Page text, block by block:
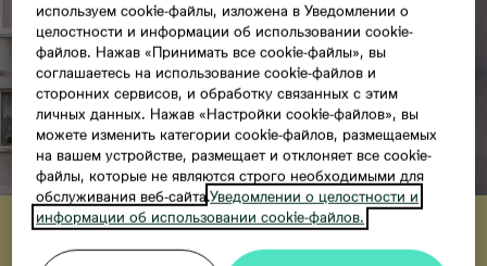
Ознакомьтесь с совместно
разработанным «Bonava» и
используем cookie-файлы, изложена в Уведомлении о
целостности и информации об использовании cookie-
файлов. Нажав «Принимать все cookie-файлы», вы
соглашаетесь на использование cookie-файлов и
сторонних сервисов, и обработку связанных с этим
личных данных. Нажав «Настройки cookie-файлов», вы
можете изменить категории cookie-файлов, размещаемых
на вашем устройстве, размещает и отклоняет все cookie-
файлы, которые не являются строго необходимыми для
обслуживания веб-сайта.Уведомлении о целостности и
информации об использовании cookie-файлов.